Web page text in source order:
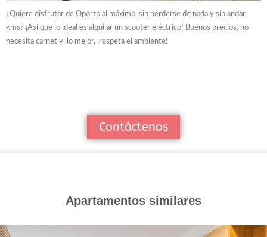
¿Quiere disfrutar de Oporto al máximo, sin perderse de nada y sin andar
kms? ¡Así que lo ideal es alquilar un scooter eléctrico! Buenos precios, no
necesita carnet y, lo mejor, ¡respeta el ambiente!
Contáctenos
Apartamentos similares